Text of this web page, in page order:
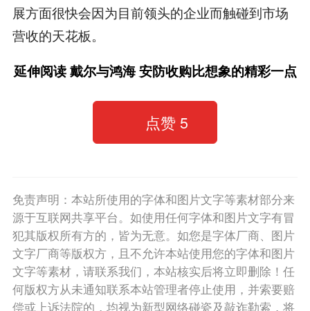
展方面很快会因为目前领头的企业而触碰到市场
营收的天花板。
延伸阅读 戴尔与鸿海 安防收购比想象的精彩一点
点赞 5
免责声明：本站所使用的字体和图片文字等素材部分来
源于互联网共享平台。如使用任何字体和图片文字有冒
犯其版权所有方的，皆为无意。如您是字体厂商、图片
文字厂商等版权方，且不允许本站使用您的字体和图片
文字等素材，请联系我们，本站核实后将立即删除！任
何版权方从未通知联系本站管理者停止使用，并索要赔
偿或上诉法院的，均视为新型网络碰瓷及敲诈勒索，将